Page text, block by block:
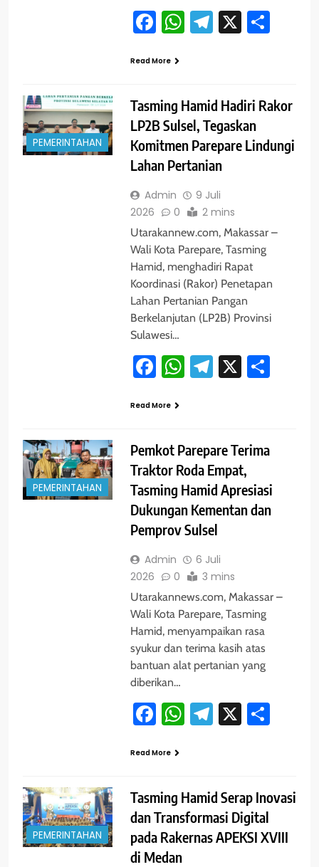
Facebook
WhatsApp
Telegram
X
Read More
PEMERINTAHAN
Tasming Hamid Hadiri Rakor
LP2B Sulsel, Tegaskan
Komitmen Parepare Lindungi
Lahan Pertanian
Admin
9 Juli
2026
0 2 mins
Utarakannew.com, Makassar –
Wali Kota Parepare, Tasming
Hamid, menghadiri Rapat
Koordinasi (Rakor) Penetapan
Lahan Pertanian Pangan
Berkelanjutan (LP2B) Provinsi
Sulawesi…
Facebook
WhatsApp
Telegram
X
Read More
PEMERINTAHAN
Pemkot Parepare Terima
Traktor Roda Empat,
Tasming Hamid Apresiasi
Dukungan Kementan dan
Pemprov Sulsel
Admin
6 Juli
2026
0 3 mins
Utarakannews.com, Makassar –
Wali Kota Parepare, Tasming
Hamid, menyampaikan rasa
syukur dan terima kasih atas
bantuan alat pertanian yang
diberikan…
Facebook
WhatsApp
Telegram
X
Read More
PEMERINTAHAN
Tasming Hamid Serap Inovasi
dan Transformasi Digital
pada Rakernas APEKSI XVIII
di Medan